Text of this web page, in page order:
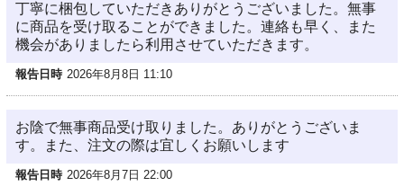
丁寧に梱包していただきありがとうございました。無事
に商品を受け取ることができました。連絡も早く、また
機会がありましたら利用させていただきます。
報告日時 2026年8月8日 11:10
お陰で無事商品受け取りました。ありがとうございま
す。また、注文の際は宜しくお願いします
報告日時 2026年8月7日 22:00